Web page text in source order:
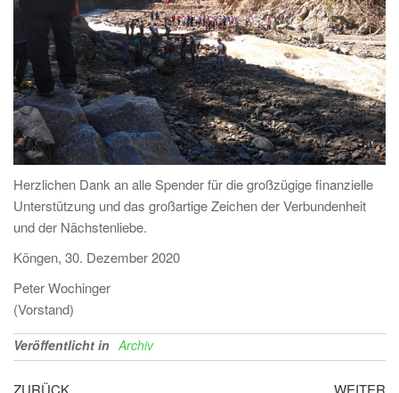
Herzlichen Dank an alle Spender für die großzügige finanzielle
Unterstützung und das großartige Zeichen der Verbundenheit
und der Nächstenliebe.
Köngen, 30. Dezember 2020
Peter Wochinger
(Vorstand)
Veröffentlicht in Archiv
Vorheriger
ZURÜCK WEITER